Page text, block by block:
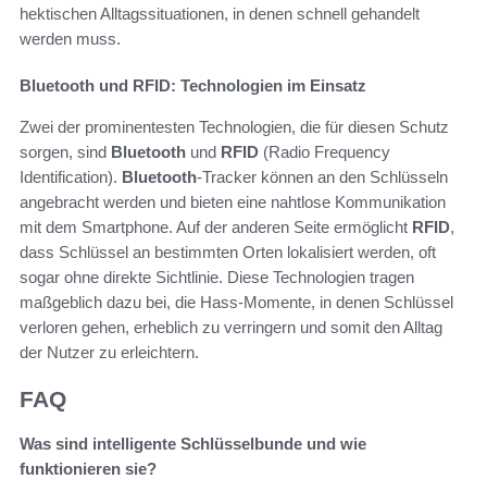
hektischen Alltagssituationen, in denen schnell gehandelt
werden muss.
Bluetooth und RFID: Technologien im Einsatz
Zwei der prominentesten Technologien, die für diesen Schutz
sorgen, sind Bluetooth und RFID (Radio Frequency
Identification). Bluetooth-Tracker können an den Schlüsseln
angebracht werden und bieten eine nahtlose Kommunikation
mit dem Smartphone. Auf der anderen Seite ermöglicht RFID,
dass Schlüssel an bestimmten Orten lokalisiert werden, oft
sogar ohne direkte Sichtlinie. Diese Technologien tragen
maßgeblich dazu bei, die Hass-Momente, in denen Schlüssel
verloren gehen, erheblich zu verringern und somit den Alltag
der Nutzer zu erleichtern.
FAQ
Was sind intelligente Schlüsselbunde und wie
funktionieren sie?